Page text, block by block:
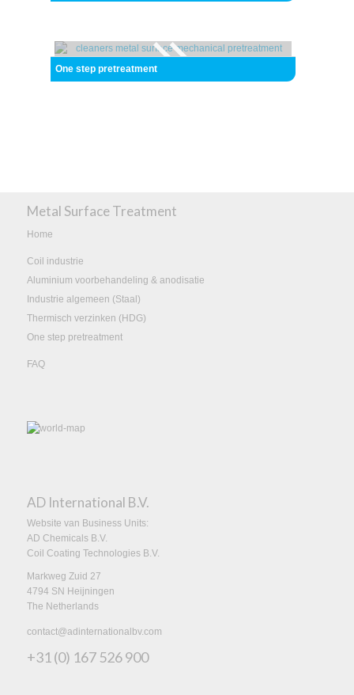
One step pretreatment
Metal Surface Treatment
Home
Coil industrie
Aluminium voorbehandeling & anodisatie
Industrie algemeen (Staal)
Thermisch verzinken (HDG)
One step pretreatment
FAQ
AD International B.V.
Website van Business Units:
AD Chemicals B.V.
Coil Coating Technologies B.V.
Markweg Zuid 27
4794 SN Heijningen
The Netherlands
contact@adinternationalbv.com
+31 (0) 167 526 900